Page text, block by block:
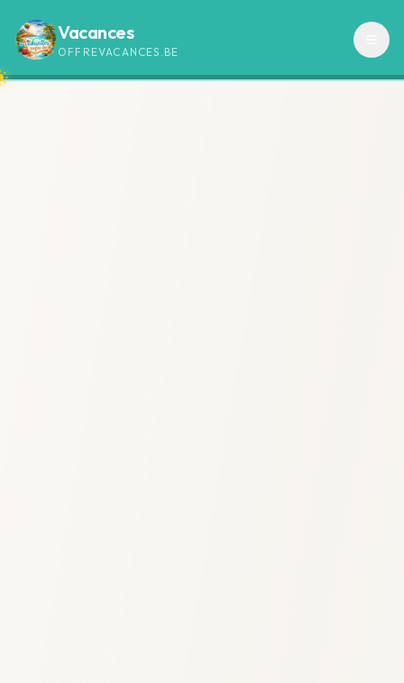
Vacances
OFFREVACANCES.BE